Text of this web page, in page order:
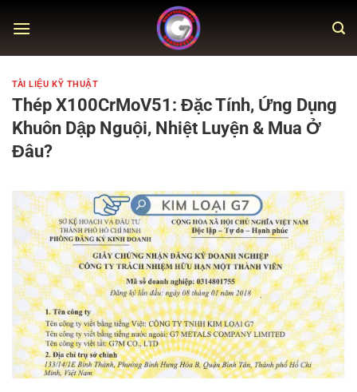
TÀI LIỆU KỸ THUẬT
Thép X100CrMoV51: Đặc Tính, Ứng Dụng
Khuôn Dập Nguội, Nhiệt Luyện & Mua Ở
Đâu?